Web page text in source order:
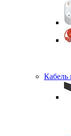
Кабель